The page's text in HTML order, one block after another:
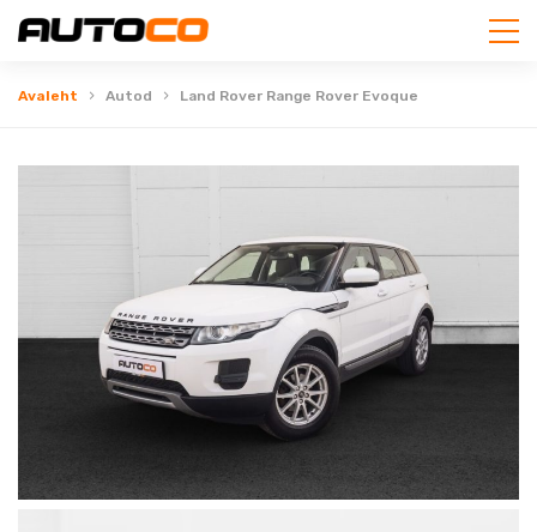
Avaleht Autod Land Rover Range Rover Evoque